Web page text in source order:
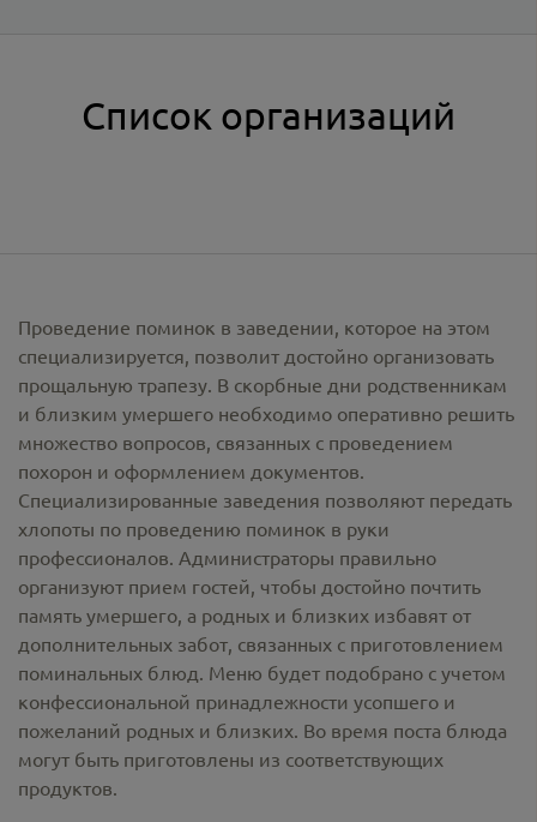
Список организаций
Проведение поминок в заведении, которое на этом
специализируется, позволит достойно организовать
прощальную трапезу. В скорбные дни родственникам
и близким умершего необходимо оперативно решить
множество вопросов, связанных с проведением
похорон и оформлением документов.
Специализированные заведения позволяют передать
хлопоты по проведению поминок в руки
профессионалов. Администраторы правильно
организуют прием гостей, чтобы достойно почтить
память умершего, а родных и близких избавят от
дополнительных забот, связанных с приготовлением
поминальных блюд. Меню будет подобрано с учетом
конфессиональной принадлежности усопшего и
пожеланий родных и близких. Во время поста блюда
могут быть приготовлены из соответствующих
продуктов.